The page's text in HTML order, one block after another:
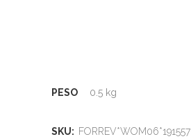
PESO 0.5 kg
SKU: FORREV*WOM06*191557